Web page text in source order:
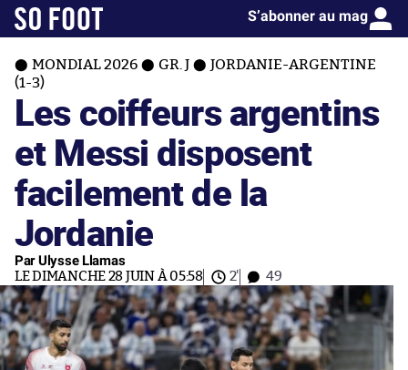
S’abonner au mag
MONDIAL 2026 GR. J
JORDANIE-ARGENTINE
(1-3)
Les coiffeurs argentins
et Messi disposent
facilement de la
Jordanie
Par Ulysse Llamas
LE DIMANCHE 28 JUIN À 05:58 2' 49